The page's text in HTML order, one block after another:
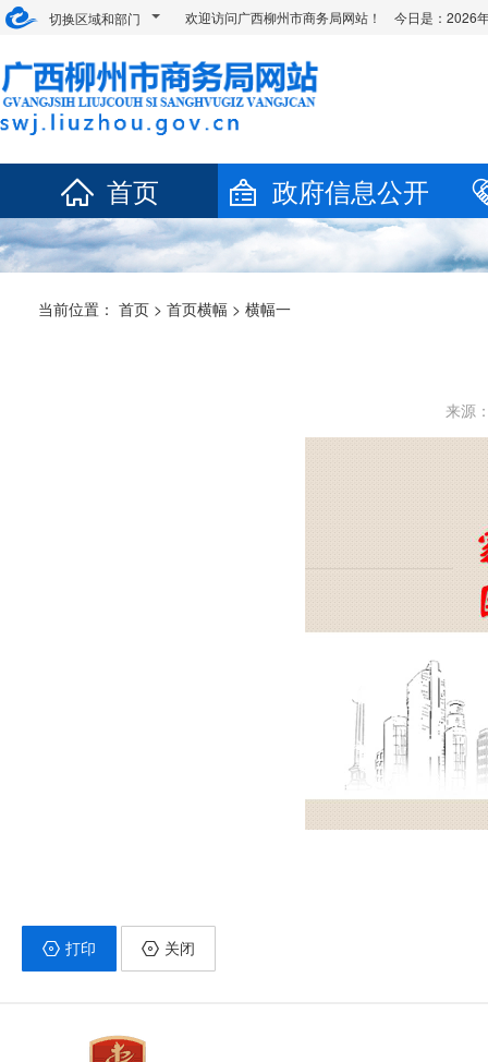
切换区域和部门 欢迎访问广西柳州市商务局网站！ 今日是： 2026
首页 政府信息公开
当前位置： 首页 > 首页横幅 > 横幅一
来源
打印 关闭